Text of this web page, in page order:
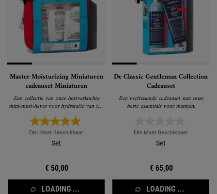
Master Moisturizing Miniaturen
cadeauset Miniaturen
Een collectie van onze bestverkochte
mini-must-haves voor hydratatie van top
tot teen.
Eén Maat Beschikbaar
Set
€ 50,00
LOADING ...
De Classic Gentleman Collection
Cadeauset
Een verfrissende cadeauset met onze
beste essentials voor mannen.
Eén Maat Beschikbaar
Set
€ 65,00
LOADING ...